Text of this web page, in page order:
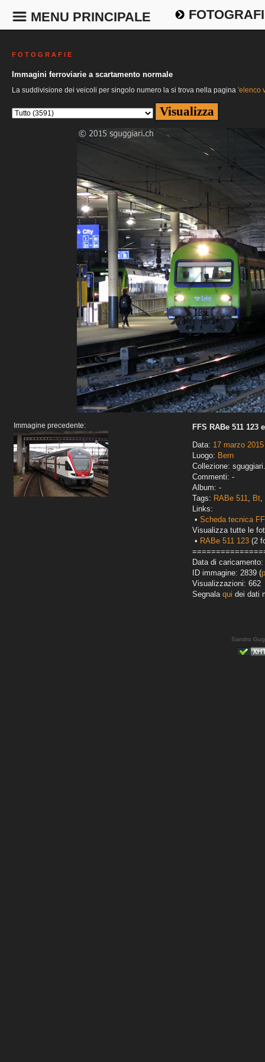
MENU PRINCIPALE
F O T O G R A F I E
Immagini ferroviarie a scartamento normale
La suddivisione dei veicoli per singolo numero la si trova nella pagina 'elenco
Immagine precedente:
FFS RABe 511 123
Data: 17 marzo 2015
Luogo: Bern
Collezione:
Commenti: -
Album: -
Tags: RABe 511, Bt,
Links:
• Scheda tecnica
Visualizza tutte le
• RABe 511 123 (2
Data di
ID immagine: 2839 (
Visualizzazioni: 662
Segnala qui dei dati
Sandro